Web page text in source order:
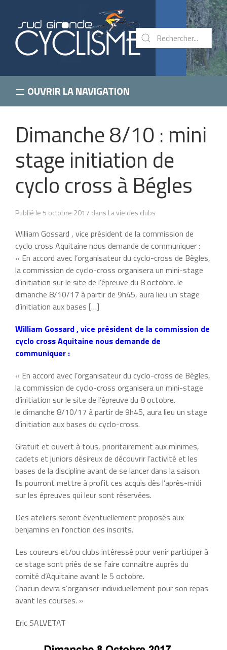
OUVRIR LA NAVIGATION
Dimanche 8/10 : mini
stage initiation de
cyclo cross à Bégles
Publié le 5 octobre 2017 dans La vie des clubs
William Gossard , vice président de la commission de
cyclo cross Aquitaine nous demande de communiquer :
« En accord avec l’organisateur du cyclo-cross de Bègles,
la commission de cyclo-cross organisera un mini-stage
d’initiation sur le site de l’épreuve du 8 octobre. le
dimanche 8/10/17 à partir de 9h45, aura lieu un stage
d’initiation aux bases […]
William Gossard , vice président de la commission de
cyclo cross Aquitaine nous demande de
communiquer :
« En accord avec l’organisateur du cyclo-cross de Bègles,
la commission de cyclo-cross organisera un mini-stage
d’initiation sur le site de l’épreuve du 8 octobre.
le dimanche 8/10/17 à partir de 9h45, aura lieu un stage
d’initiation aux bases du cyclo-cross.
Gratuit et ouvert à tous, prioritairement aux minimes,
cadets et juniors désireux de découvrir l’activité et les
bases de la discipline avant de se lancer dans la saison.
Ils pourront mettre à profit ces acquis dès l’après-midi
sur les épreuves qui leur sont réservées.
Des ateliers seront éventuellement proposés aux
benjamins en fonction des inscrits.
Les coureurs et/ou clubs intéressé pour venir participer à
ce stage sont priés de se faire connaître auprès du
comité d’Aquitaine avant le 5 octobre.
Chacun devra s’organiser individuellement pour son repas
avant les courses. »
Eric SALVETAT